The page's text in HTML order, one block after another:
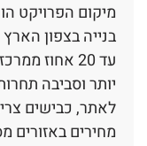
מיקום הפרויקט
עד 20 אחוז
יותר וסביבה
לאתר, כבישים
מחירים באזורים